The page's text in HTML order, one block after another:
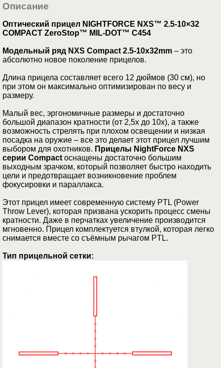
Описание
Оптический прицел NIGHTFORCE NXS™ 2.5-10×32
COMPACT ZeroStop™ MIL-DOT™ С454
Модельный ряд NXS Compact 2.5-10х32mm – это
абсолютно новое поколение прицелов.
Длина прицела составляет всего 12 дюймов (30 см), но
при этом он максимально оптимизирован по весу и
размеру.
Малый вес, эргономичные размеры и достаточно
большой диапазон кратности (от 2,5х до 10х), а также
возможность стрелять при плохом освещении и низкая
посадка на оружие – все это делает этот прицел лучшим
выбором для охотников. Прицелы NightForce NXS
серии Compact оснащены достаточно большим
выходным зрачком, который позволяет быстро находить
цели и предотвращает возникновение проблем
фокусировки и параллакса.
Этот прицел имеет современную систему PTL (Power
Throw Lever), которая призвана ускорить процесс смены
кратности. Даже в перчатках увеличение производится
мгновенно. Прицел комплектуется втулкой, которая легко
снимается вместе со съёмным рычагом PTL.
Тип прицельной сетки: